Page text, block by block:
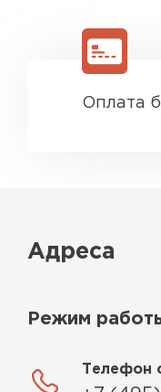
Оплата
Адреса
Режим
Телефон